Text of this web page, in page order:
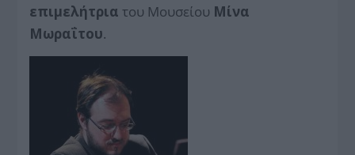
επιμελήτρια του Μουσείου Μίνα
Μωραΐτου.